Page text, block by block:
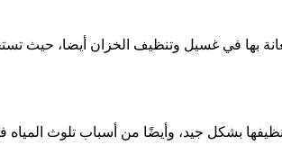
بها في غسيل وتنظيف الخزان أيضا،
تنظيفها بشكل جيد، وأيضًا من أسباب تلوث